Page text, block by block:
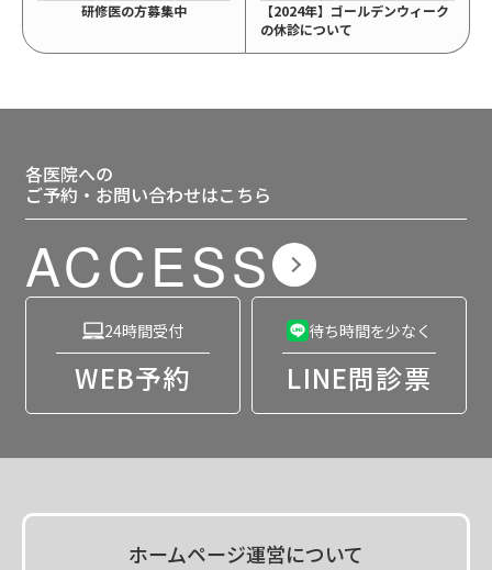
研修医の方募集中
【2024年】ゴールデンウィーク
の休診について
各医院への
ご予約・お問い合わせはこちら
ACCESS
24時間受付
WEB予約
待ち時間を少なく
LINE問診票
ホームページ運営について